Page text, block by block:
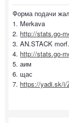
Форма подачи
1. Merkava
2. http://stats.go-
3. AN.STACK
4. http://stats.go-
5. аим
6. щас
7. https://yadi.sk/i/